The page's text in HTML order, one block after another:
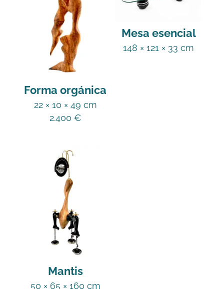
Forma orgánica
22 × 10 × 49 cm
2.400€
Mesa esencial
148 × 121 × 33 cm
Mantis
50 × 65 × 160 cm